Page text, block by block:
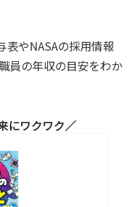
表やNASAの採用情報
員の年収の目安をわか
にワクワク